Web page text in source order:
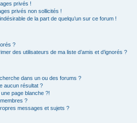
privés !
privés non sollicités !
de la part de quelqu’un sur ce forum !
?
des utilisateurs de ma liste d’amis et d’ignorés ?
dans un ou des forums ?
aucun résultat ?
page blanche ?!
?
messages et sujets ?